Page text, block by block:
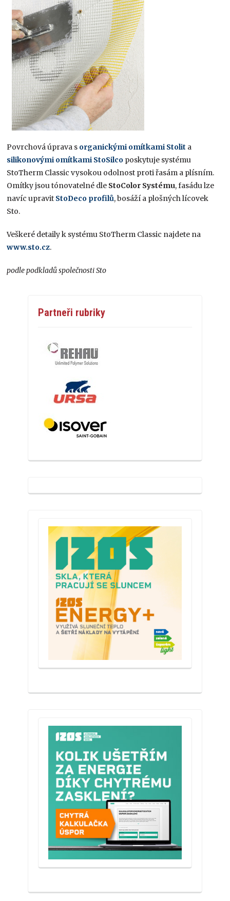
Povrchová úprava s organickými omítkami Stolit a
silikonovými omítkami StoSilco poskytuje systému
StoTherm Classic vysokou odolnost proti řasám a plísním.
Omítky jsou tónovatelné dle StoColor Systému, fasádu lze
navíc upravit StoDeco profilů, bosáží a plošných lícovek
Sto.
Veškeré detaily k systému StoTherm Classic najdete na
www.sto.cz.
podle podkladů společnosti Sto
Partneři rubriky